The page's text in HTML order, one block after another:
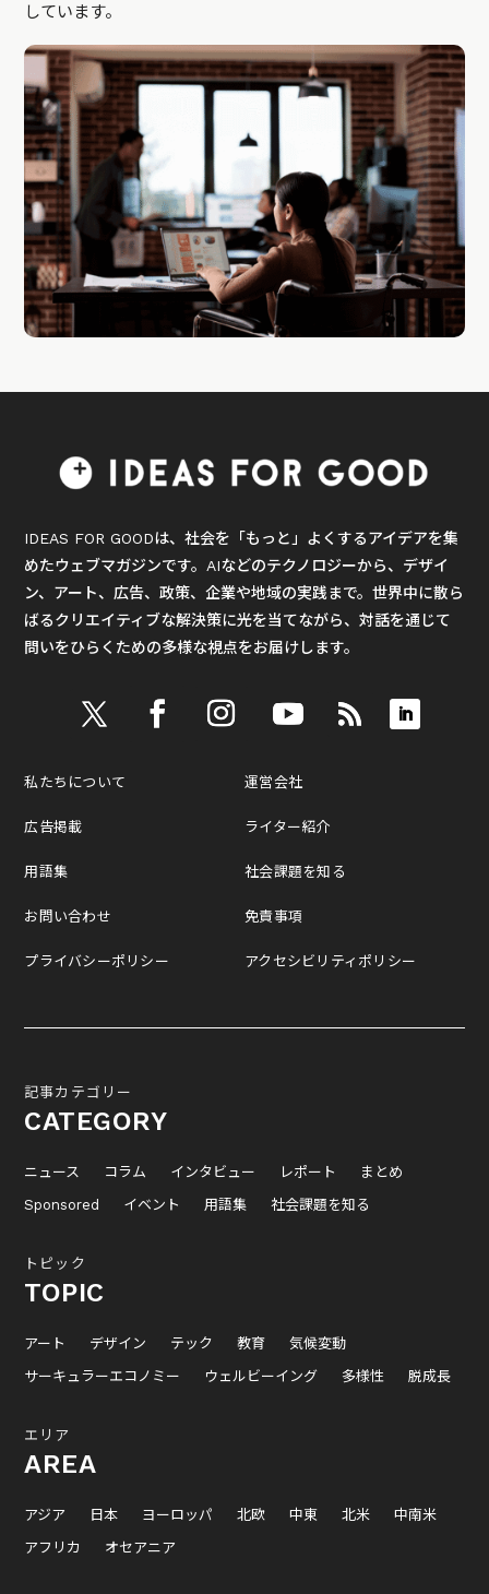
しています。
IDEAS FOR GOODは、社会を「もっと」よくするアイデアを集
めたウェブマガジンです。AIなどのテクノロジーから、デザイ
ン、アート、広告、政策、企業や地域の実践まで。世界中に散ら
ばるクリエイティブな解決策に光を当てながら、対話を通じて
問いをひらくための多様な視点をお届けします。
私たちについて
広告掲載
用語集
お問い合わせ
プライバシーポリシー
運営会社
ライター紹介
社会課題を知る
免責事項
アクセシビリティポリシー
記事カテゴリー
CATEGORY
ニュース コラム インタビュー レポート
まとめ
Sponsored
イベント 用語集 社会課題を知る
トピック
TOPIC
アート デザイン テック 教育
気候変動
サーキュラーエコノミー
ウェルビーイング 多様性 脱成長
エリア
AREA
アジア 日本 ヨーロッパ 北欧 中東 北米
中南米
アフリカ
オセアニア